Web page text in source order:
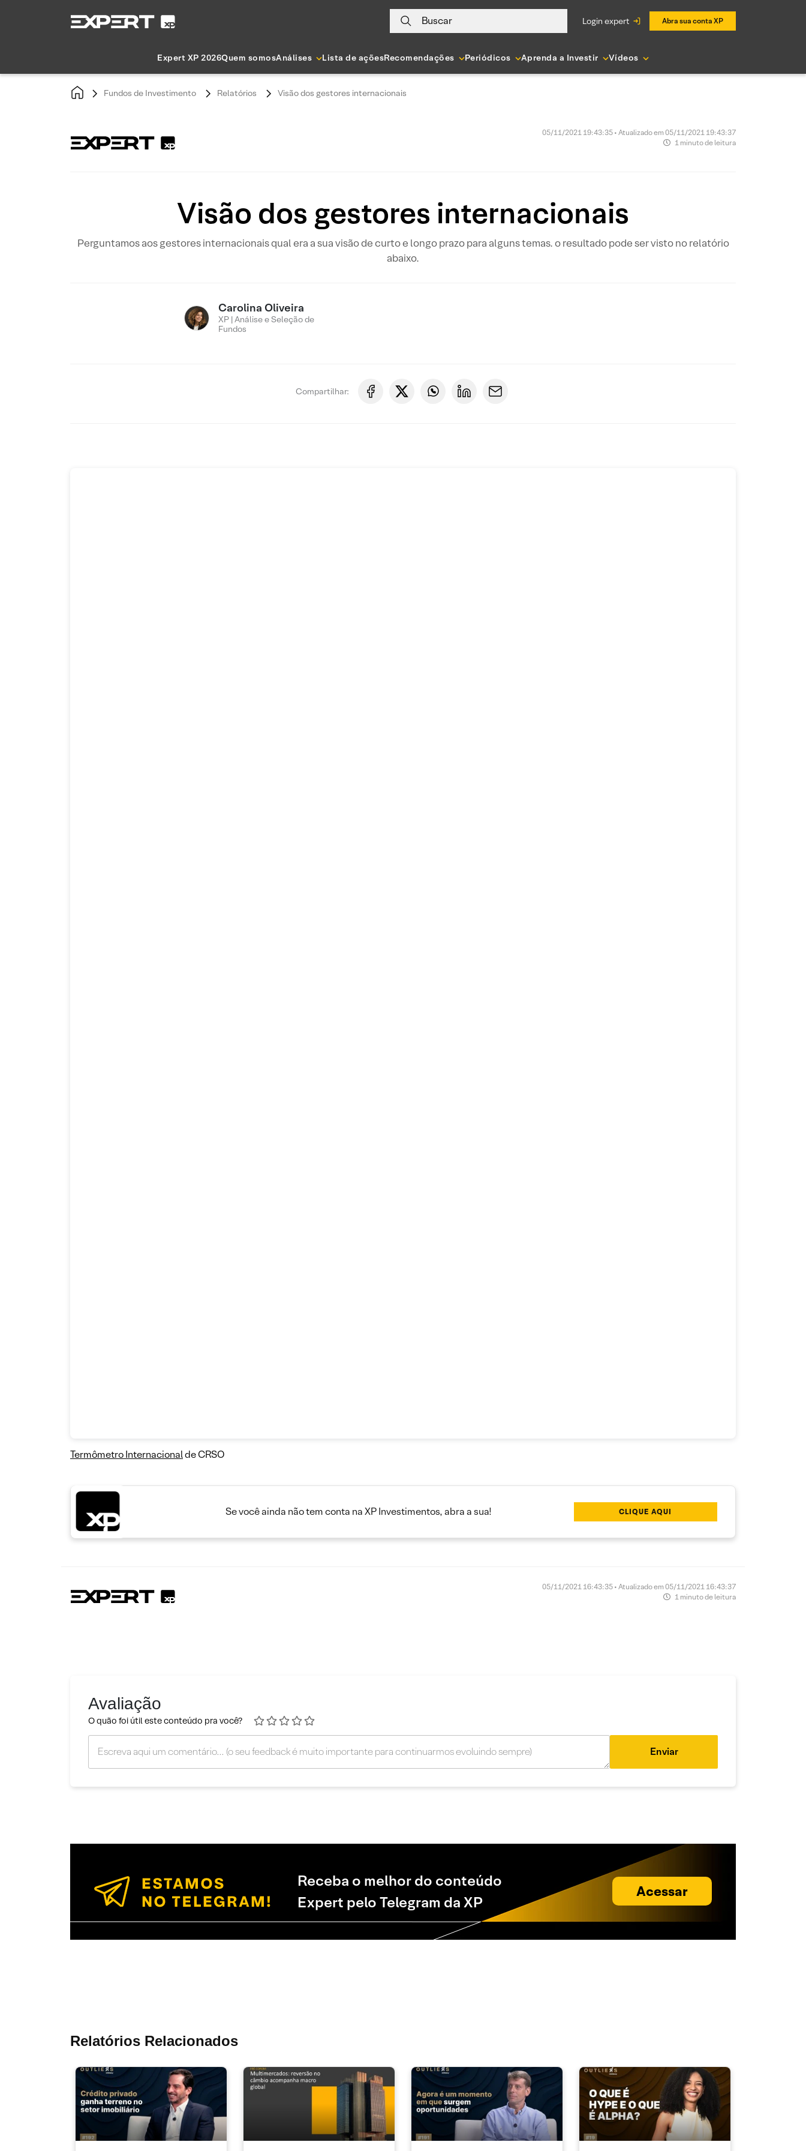
Buscar login expert Abra sua conta XP
Expert XP 2026Quem somosAnálises Lista de açõesRecomendações Periódicos Aprenda a Investir Vídeos
Fundos de Investimento Relatórios Visão dos gestores internacionais
05/11/2021 19:43:35 • Atualizado em 05/11/2021 19:43:37
1 minuto de leitura
Visão dos gestores internacionais
Perguntamos aos gestores internacionais qual era a sua visão de curto e longo prazo para alguns temas. o resultado pode ser visto no relatório
abaixo.
Carolina Oliveira
XP | Análise e Seleção de
Fundos
Compartilhar:
Termômetro Internacionalde CRSO
Se você ainda não tem conta na XP Investimentos, abra a sua! CLIQUE AQUI
05/11/2021 16:43:35 • Atualizado em 05/11/2021 16:43:37
1 minuto de leitura
Avaliação
O quão foi útil este conteúdo pra você?
Enviar
Receba o melhor do conteúdo
Expert pelo Telegram da XP
Acessar
Relatórios Relacionados